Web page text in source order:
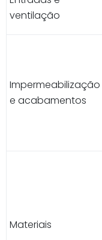
ventilação
Impermeabilização
e acabamentos
Materiais